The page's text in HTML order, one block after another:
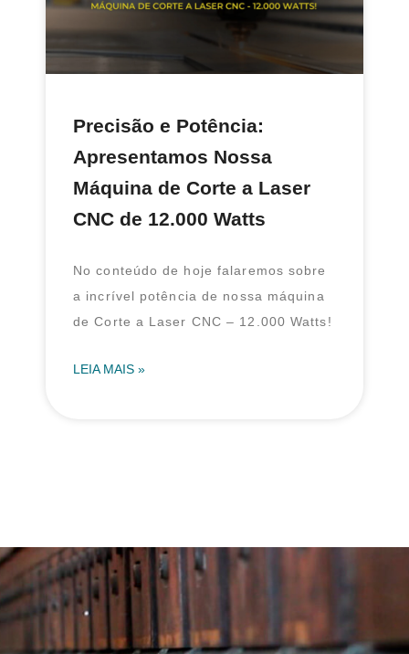
Precisão e Potência:
Apresentamos Nossa
Máquina de Corte a Laser
CNC de 12.000 Watts
No conteúdo de hoje falaremos sobre
a incrível potência de nossa máquina
de Corte a Laser CNC – 12.000 Watts!
LEIA MAIS »